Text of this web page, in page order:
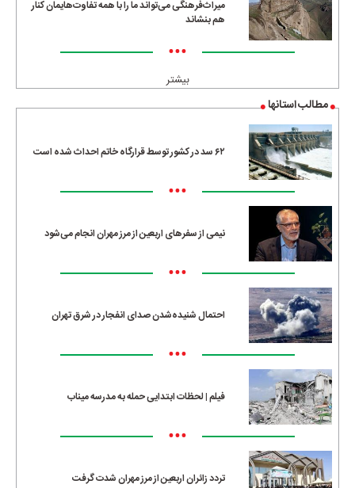
میراث‌فرهنگی می‌تواند ما را با همه تفاوت‌هایمان کنار
هم بنشاند
•••
بیشتر
مطالب استانها
۶۲ سد در کشور توسط قرارگاه خاتم احداث شده است
•••
نیمی از سفرهای اربعین از مرز مهران انجام می‌شود
•••
احتمال شنیده‌شدن صدای انفجار در شرق تهران
•••
فیلم | لحظات ابتدایی حمله به مدرسه میناب
•••
تردد زائران اربعین از مرز مهران شدت گرفت